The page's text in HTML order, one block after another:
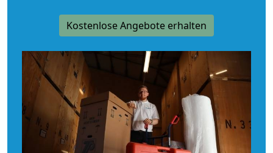
Kostenlose Angebote erhalten